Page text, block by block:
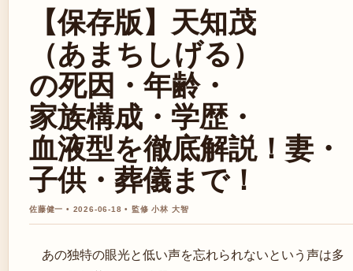
【保存版】天知茂
（あまちしげる）
の死因・年齢・
家族構成・学歴・
血液型を徹底解説！妻・
子供・葬儀まで！
佐藤健一 • 2026-06-18 • 監修 小林 大智
あの独特の眼光と低い声を忘れられないという声は多